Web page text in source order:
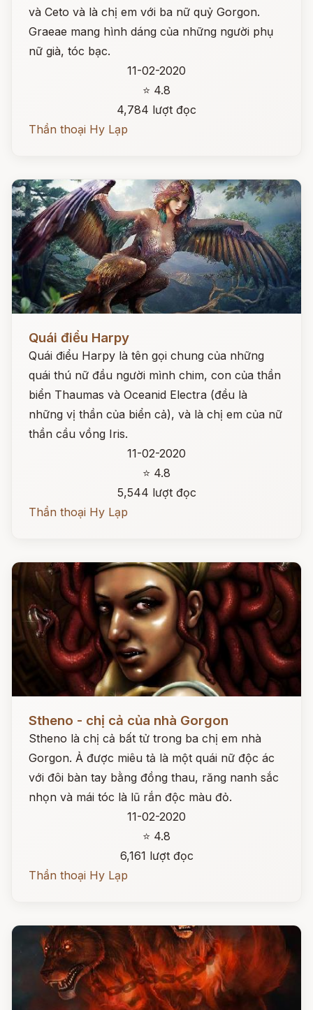
và Ceto và là chị em với ba nữ quỷ Gorgon.
Graeae mang hình dáng của những người phụ
nữ già, tóc bạc.
11-02-2020
⭐ 4.8
4,784 lượt đọc
Thần thoại Hy Lạp
Quái điểu Harpy
Quái điểu Harpy là tên gọi chung của những
quái thú nữ đầu người mình chim, con của thần
biển Thaumas và Oceanid Electra (đều là
những vị thần của biển cả), và là chị em của nữ
thần cầu vồng Iris.
11-02-2020
⭐ 4.8
5,544 lượt đọc
Thần thoại Hy Lạp
Stheno - chị cả của nhà Gorgon
Stheno là chị cả bất tử trong ba chị em nhà
Gorgon. Ả được miêu tả là một quái nữ độc ác
với đôi bàn tay bằng đồng thau, răng nanh sắc
nhọn và mái tóc là lũ rắn độc màu đỏ.
11-02-2020
⭐ 4.8
6,161 lượt đọc
Thần thoại Hy Lạp